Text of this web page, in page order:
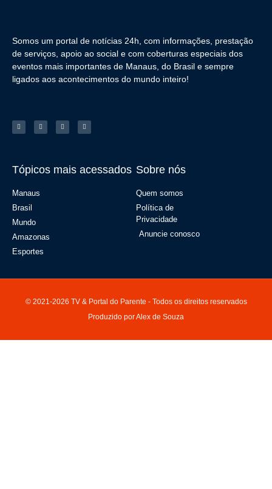
Somos um portal de notícias 24h, com informações, prestação
de serviços, apoio ao social e com coberturas especiais dos
eventos mais importantes de Manaus, do Brasil e sempre
ligados aos acontecimentos do mundo inteiro!
Tópicos mais acessados
Manaus
Brasil
Mundo
Amazonas
Esportes
Sobre nós
Quem somos
Política de
Privacidade
Anuncie conosco
© 2021-2026 TV & Portal do Parente - Todos os direitos reservados
Produzido por Alex de Souza